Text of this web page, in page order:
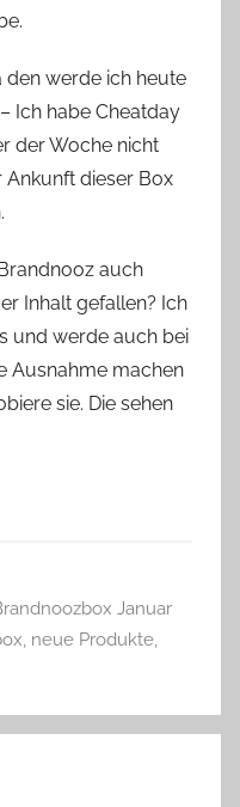
den werde ich heute
Ich habe Cheatday
der Woche nicht
dieser Box
auch
Inhalt gefallen? Ich
und werde auch bei
Ausnahme machen
sie. Die sehen
Januar
, neue Produkte,